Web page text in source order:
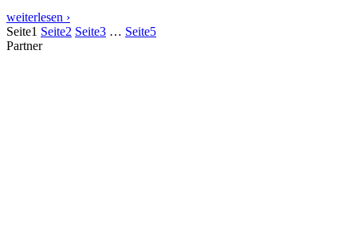
weiterlesen ›
Seite1 Seite2 Seite3 … Seite5
Partner